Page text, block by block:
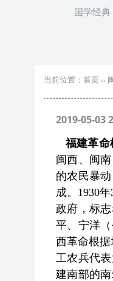
国学经典
当前位置： 首页 ››
2019-05-03
福建革命
闽西、闽
的农民暴
成。1930
政府，标
平、宁洋
西革命根
工农兵代
建南部的